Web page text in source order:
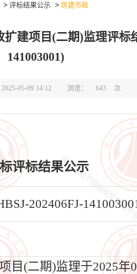
> 评标结果公示 > 房建市政
建项目(二期)监理评标
141003001)
05-09 14:12 浏览： 643 次
评标结果公示
202406FJ-
(二期)监理于2025年